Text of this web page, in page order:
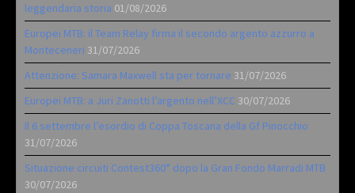
leggendaria storia 01/08/2026
Europei MTB: il Team Relay firma il secondo argento azzurro a
Monteceneri 31/07/2026
Attenzione: Samara Maxwell sta per tornare 31/07/2026
Europei MTB: a Juri Zanotti l’argento nell’XCC 30/07/2026
Il 6 settembre l’esordio di Coppa Toscana della Gf Pinocchio
31/07/2026
Situazione circuiti Contest360° dopo la Gran Fondo Marradi MTB
30/07/2026